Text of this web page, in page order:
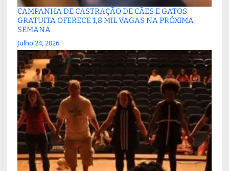
CAMPANHA DE CASTRAÇÃO DE CÃES E GATOS
GRATUITA OFERECE 1,8 MIL VAGAS NA PRÓXIMA
SEMANA
Julho 24, 2026